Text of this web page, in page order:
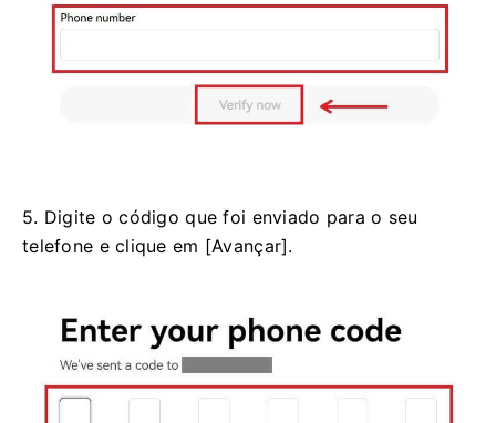
5. Digite o código que foi enviado para o seu
telefone e clique em [Avançar].